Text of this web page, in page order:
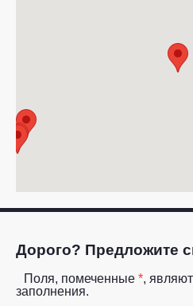
Дорого? Предложите
Поля, помеченные *,
заполнения.